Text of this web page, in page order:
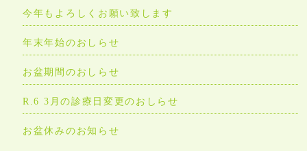
今年もよろしくお願い致します
年末年始のおしらせ
お盆期間のおしらせ
R.6 3月の診療日変更のおしらせ
お盆休みのお知らせ